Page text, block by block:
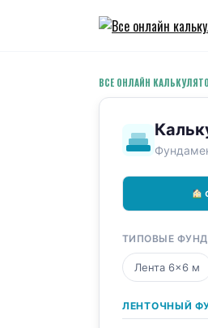
ВСЕ ОНЛАЙН
ТИПОВЫЕ
Лента 6×6 м
ЛЕНТОЧНЫЙ